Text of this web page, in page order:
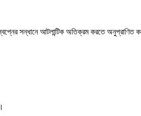
সন্ধানে আটলান্টিক অতিক্রম করতে অনুপ্রাণিত